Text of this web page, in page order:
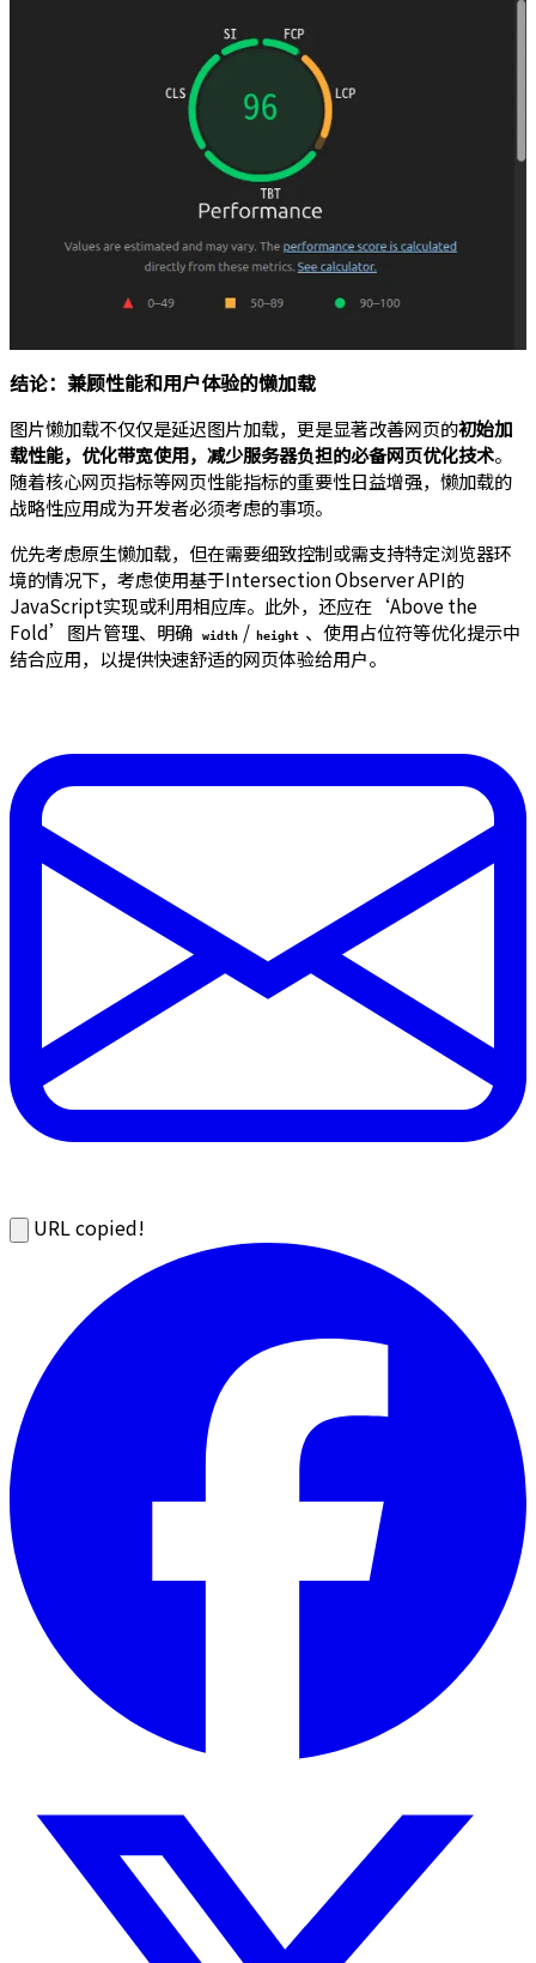
结论：兼顾性能和用户体验的懒加载
图片懒加载不仅仅是延迟图片加载，更是显著改善网页的初始加
载性能，优化带宽使用，减少服务器负担的必备网页优化技术。
随着核心网页指标等网页性能指标的重要性日益增强，懒加载的
战略性应用成为开发者必须考虑的事项。
优先考虑原生懒加载，但在需要细致控制或需支持特定浏览器环
境的情况下，考虑使用基于Intersection Observer API的
JavaScript实现或利用相应库。此外，还应在‘Above the
Fold’图片管理、明确
width / height 、使用占位符等优化提示中
结合应用，以提供快速舒适的网页体验给用户。
URL copied!